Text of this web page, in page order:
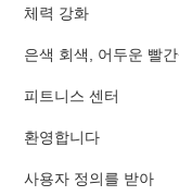
체력 강화
은색 회색, 어두운 빨
피트니스 센터
환영합니다
사용자 정의를 받아